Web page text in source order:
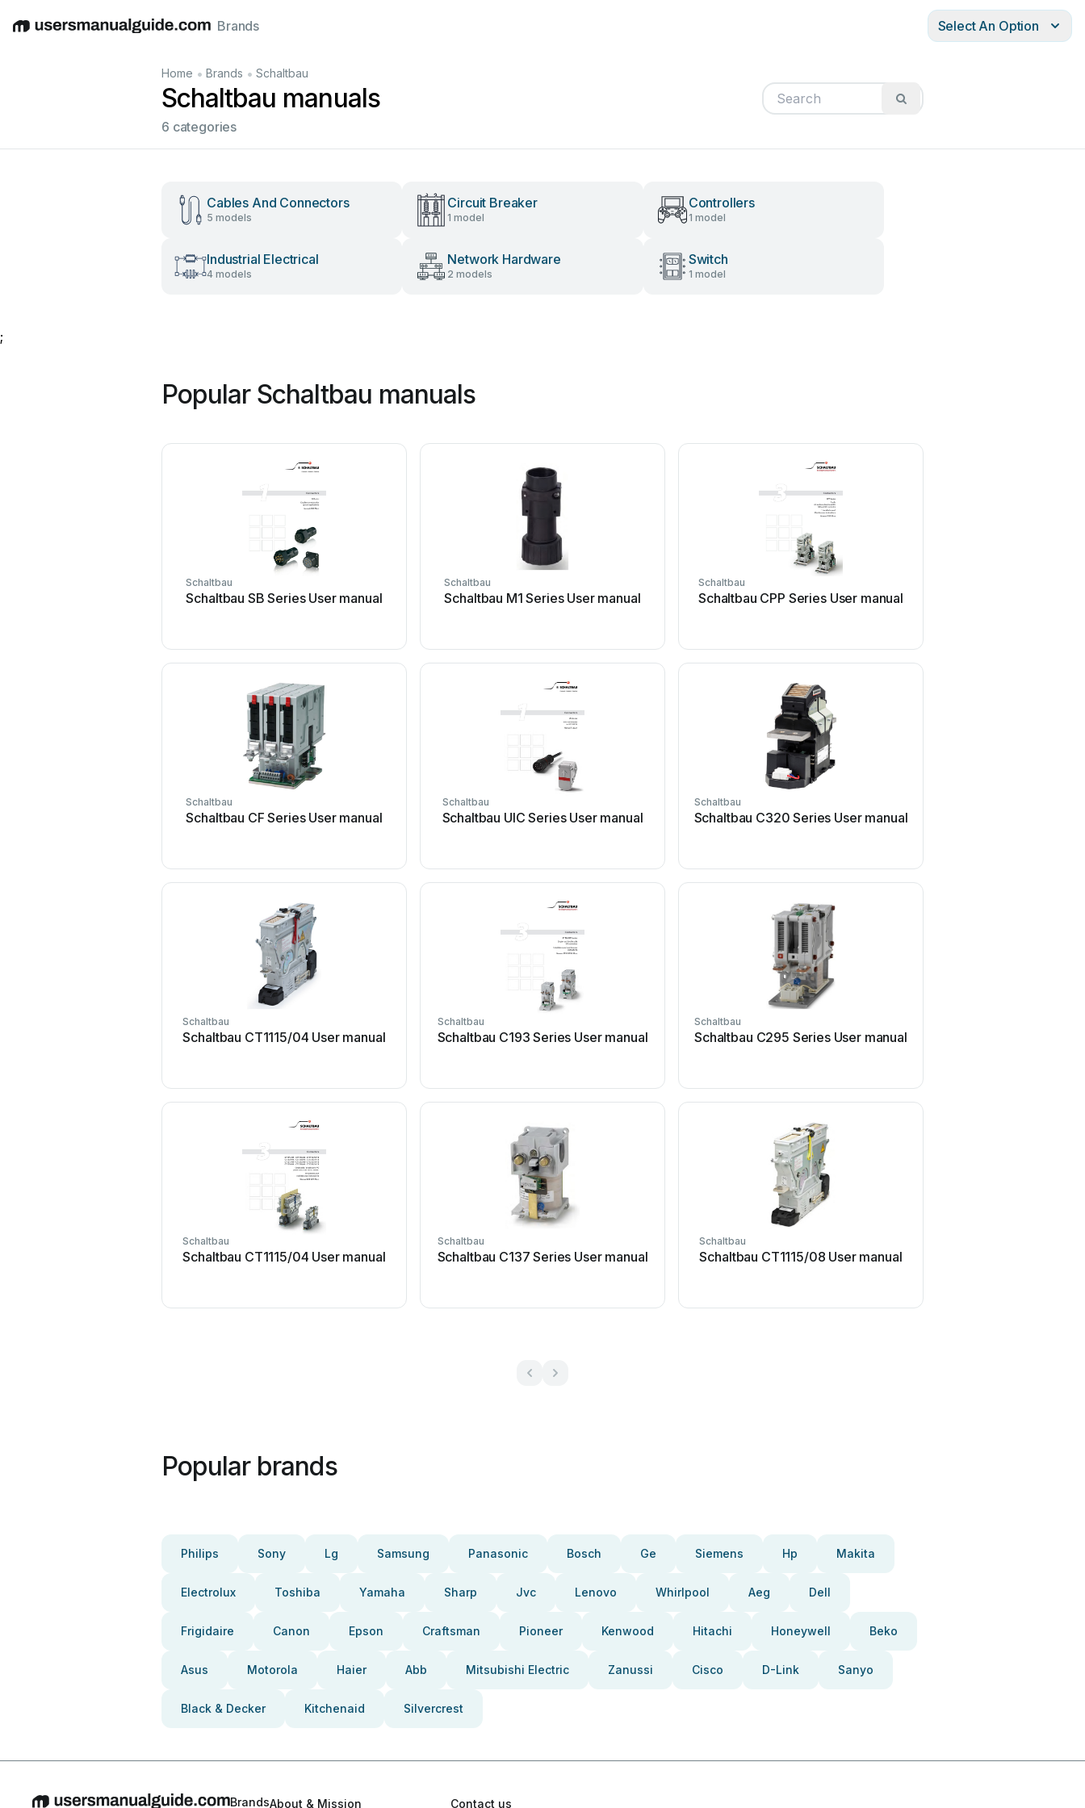
EnglishDeutschEspañolItalianoFrançais
Brands Select An Option
Home • Brands • Schaltbau
Schaltbau manuals
6 categories
Cables And Connectors
5 models
Circuit Breaker
1 model
Controllers
1 model
Industrial Electrical
4 models
Network Hardware
2 models
Switch
1 model
;
Popular Schaltbau manuals
Schaltbau
Schaltbau SB Series User manual
Schaltbau
Schaltbau M1 Series User manual
Schaltbau
Schaltbau CPP Series User manual
Schaltbau
Schaltbau CF Series User manual
Schaltbau
Schaltbau UIC Series User manual
Schaltbau
Schaltbau C320 Series User manual
Schaltbau
Schaltbau CT1115/04 User manual
Schaltbau
Schaltbau C193 Series User manual
Schaltbau
Schaltbau C295 Series User manual
Schaltbau
Schaltbau CT1115/04 User manual
Schaltbau
Schaltbau C137 Series User manual
Schaltbau
Schaltbau CT1115/08 User manual
Popular brands
Philips Sony Lg Samsung Panasonic Bosch Ge Siemens Hp Makita
Electrolux Toshiba Yamaha Sharp Jvc Lenovo Whirlpool Aeg Dell
Frigidaire Canon Epson Craftsman Pioneer Kenwood Hitachi Honeywell Beko
Asus Motorola Haier Abb Mitsubishi Electric Zanussi Cisco D-Link Sanyo
Black & Decker Kitchenaid Silvercrest
BrandsAbout & Mission Contact us